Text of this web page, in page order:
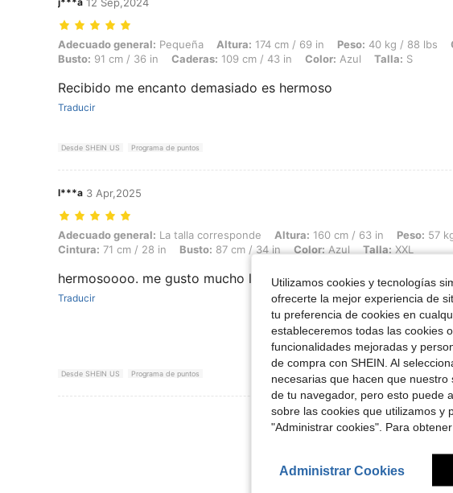
Adecuado general: Pequeña, Altura: 174 cm / 69 in, Peso: 40 kg / 88 lbs, Cintura: 73 cm
Adecuado general: Pequeña Altura: 174 cm / 69 in Peso: 40 kg / 88 lbs
Busto: 91 cm / 36 in Caderas: 109 cm / 43 in Color: Azul Talla: S
Recibido me encanto demasiado es hermoso
Traducir
Desde SHEIN US Programa de puntos
l***a 3 Apr,2025
Adecuado general: La talla corresponde, Altura: 160 cm / 63 in, Peso: 57 kg / 126 lbs,
Adecuado general: La talla corresponde Altura: 160 cm / 63 in Peso: 57
Cintura: 71 cm / 28 in Busto: 87 cm / 34 in Color:Azul Talla:XXL
hermosoooo. me gusto mucho la tela es liviana
Traducir
Desde SHEIN US Programa de puntos
Ver Más Reseñas
Utilizamos cookies y tecnologías
ofrecerte la mejor experiencia de
tu preferencia de cookies en
estableceremos todas las cookies
funcionalidades mejoradas y
de compra con SHEIN. Al
necesarias que hacen que
de tu navegador, pero esto puede
sobre las cookies que utilizamos y
"Administrar cookies". Para
Administrar Cookies